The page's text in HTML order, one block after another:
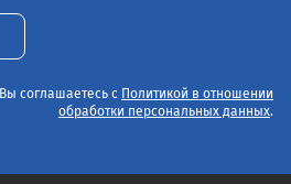
соглашаетесь с
Политикой в отношении
обработки персональных данных.